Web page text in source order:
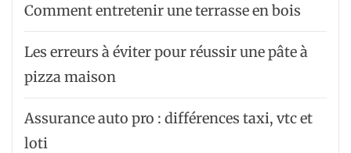
Comment entretenir une terrasse en bois
Les erreurs à éviter pour réussir une pâte à
pizza maison
Assurance auto pro : différences taxi, vtc et
loti